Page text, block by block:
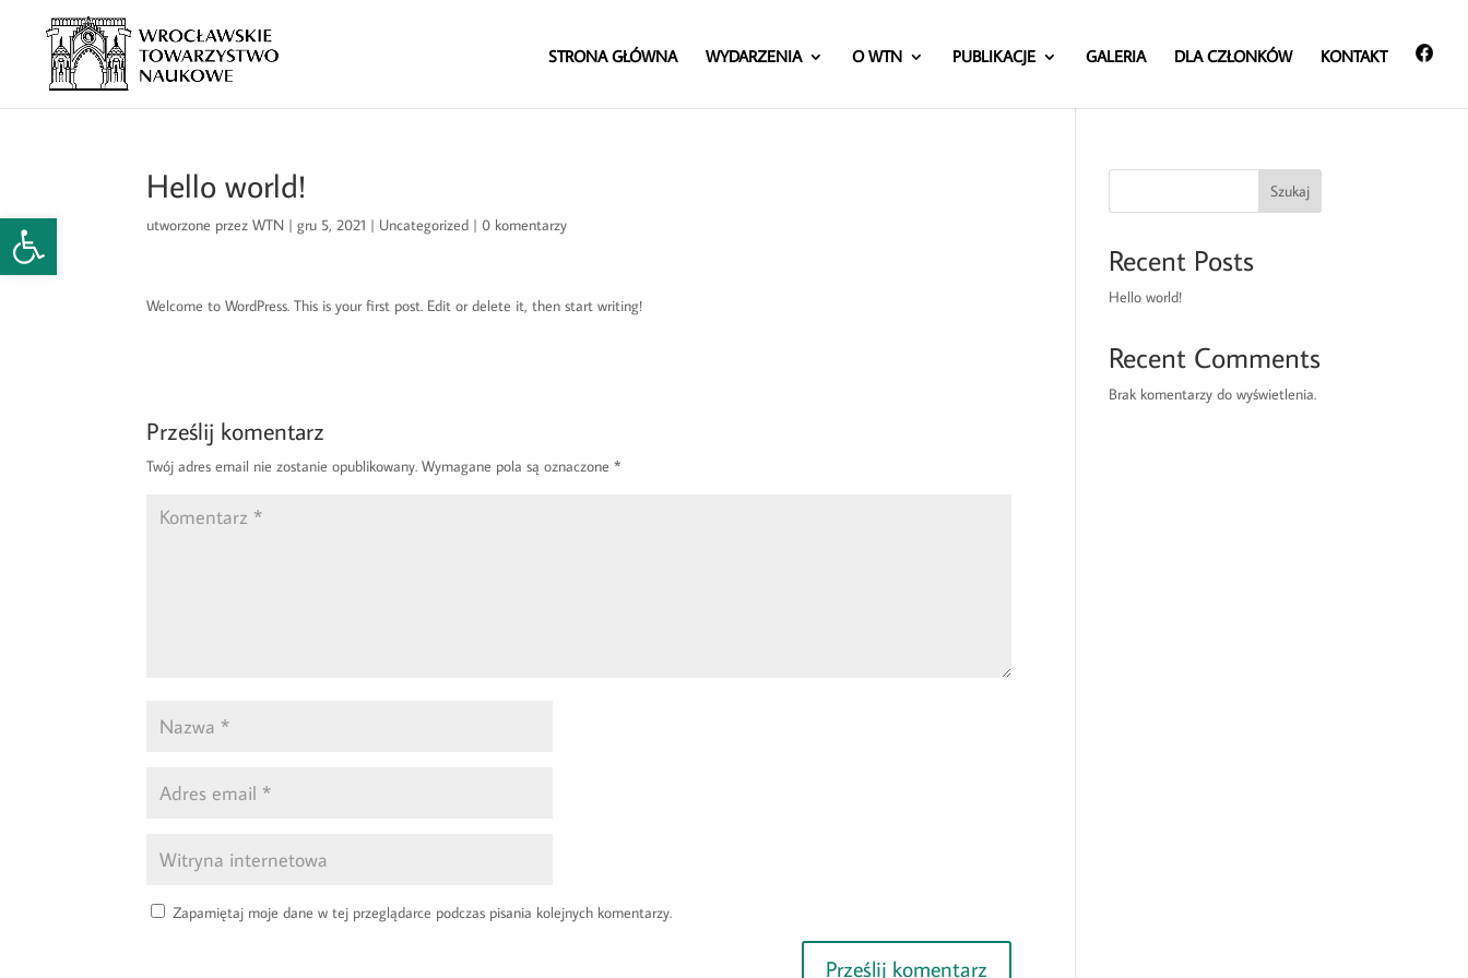
Open toolbar
STRONA GŁÓWNA WYDARZENIA O WTN PUBLIKACJE GALERIA DLA CZŁONKÓW KONTAKT
Hello world!
utworzone przezWTN |gru 5, 2021 | Uncategorized | 0 komentarzy
Welcome to WordPress. This is your first post. Edit or delete it, then start writing!
Prześlij komentarz
Twój adres email nie zostanie opublikowany. Wymagane pola są oznaczone*
Zapamiętaj moje dane w tej przeglądarce podczas pisania kolejnych komentarzy.
Szukaj
Recent Posts
Hello world!
Recent Comments
Brak komentarzy do wyświetlenia.